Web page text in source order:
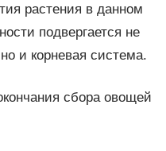
растения в данном
подвергается не
и корневая система.
сбора овощей